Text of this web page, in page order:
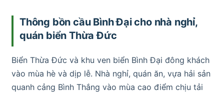
Thông bồn cầu Bình Đại cho nhà nghỉ,
quán biển Thừa Đức
Biển Thừa Đức và khu ven biển Bình Đại đông khách
vào mùa hè và dịp lễ. Nhà nghỉ, quán ăn, vựa hải sản
quanh cảng Bình Thắng vào mùa cao điểm chịu tải